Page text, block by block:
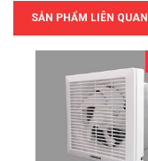
SẢN PHẨM LIÊN QUAN